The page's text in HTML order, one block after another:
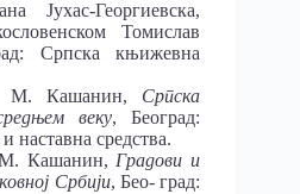
Јухас-Георгиевска,
Томислав
Српска књижевна
М. Кашанин, Српска
веку, Београд:
наставна средства.
Кашанин, Градови и
Србији, Бео- град: